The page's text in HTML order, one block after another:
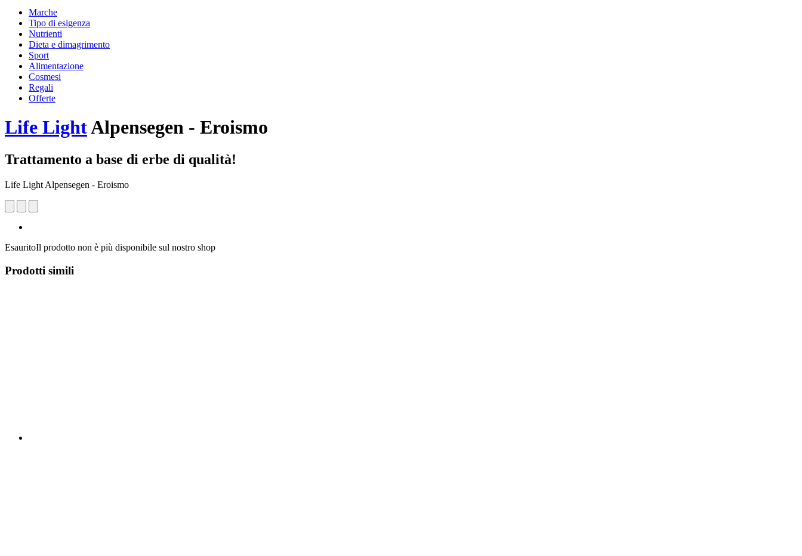
Marche
Tipo di esigenza
Nutrienti
Dieta e dimagrimento
Sport
Alimentazione
Cosmesi
Regali
Offerte
Life LightAlpensegen - Eroismo
Trattamento a base di erbe di qualità!
Life Light Alpensegen - Eroismo
EsauritoIl prodotto non è più disponibile sul nostro shop
Prodotti simili